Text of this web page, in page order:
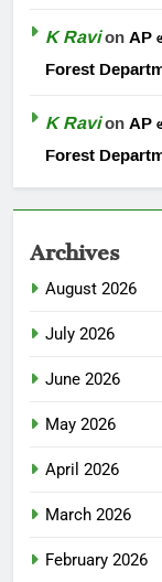
K RavionAP
Forest
K RavionAP
Forest
Archives
August 2026
July 2026
June 2026
May 2026
April 2026
March 2026
February 2026